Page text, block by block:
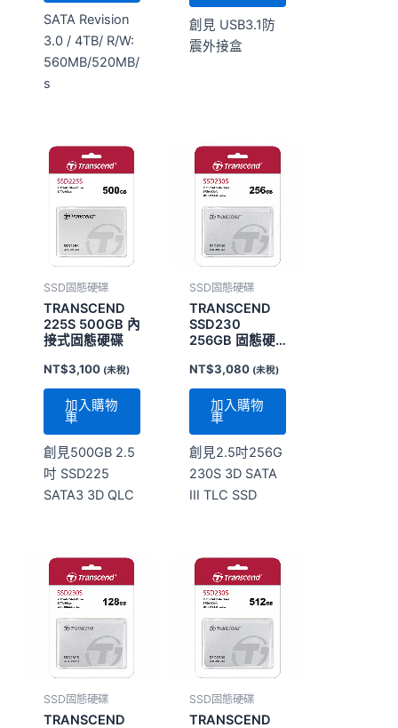
SATA Revision
3.0 / 4TB/ R/W:
560MB/520MB/
s
創見 USB3.1防
震外接盒
SSD固態硬碟
TRANSCEND
225S 500GB 內
接式固態硬碟
NT$3,100 (未稅)
加入購物
車
創見500GB 2.5
吋 SSD225
SATA3 3D QLC
SSD固態硬碟
TRANSCEND
SSD230
256GB 固態硬
NT$3,080 (未稅)
加入購物
車
創見2.5吋256G
230S 3D SATA
III TLC SSD
SSD固態硬碟
TRANSCEND
SSD固態硬碟
TRANSCEND